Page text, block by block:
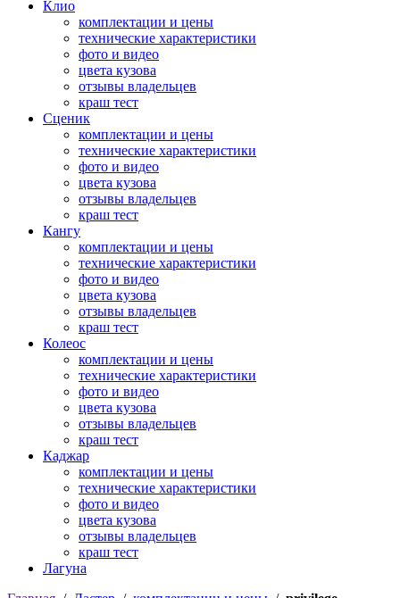
Клио
комплектации и цены
технические характеристики
фото и видео
цвета кузова
отзывы владельцев
краш тест
Сценик
комплектации и цены
технические характеристики
фото и видео
цвета кузова
отзывы владельцев
краш тест
Кангу
комплектации и цены
технические характеристики
фото и видео
цвета кузова
отзывы владельцев
краш тест
Колеос
комплектации и цены
технические характеристики
фото и видео
цвета кузова
отзывы владельцев
краш тест
Каджар
комплектации и цены
технические характеристики
фото и видео
цвета кузова
отзывы владельцев
краш тест
Лагуна